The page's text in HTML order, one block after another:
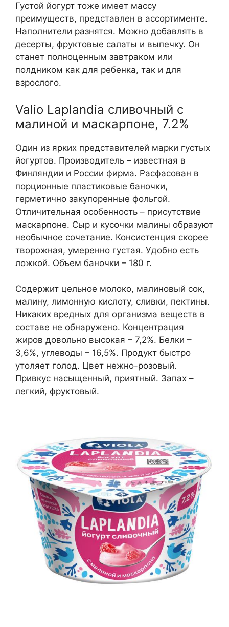
Густой йогурт тоже имеет массу
преимуществ, представлен в ассортименте.
Наполнители разнятся. Можно добавлять в
десерты, фруктовые салаты и выпечку. Он
станет полноценным завтраком или
полдником как для ребенка, так и для
взрослого.
Valio Laplandia сливочный с
малиной и маскарпоне, 7.2%
Один из ярких представителей марки густых
йогуртов. Производитель – известная в
Финляндии и России фирма. Расфасован в
порционные пластиковые баночки,
герметично закупоренные фольгой.
Отличительная особенность – присутствие
маскарпоне. Сыр и кусочки малины образуют
необычное сочетание. Консистенция скорее
творожная, умеренно густая. Удобно есть
ложкой. Объем баночки – 180 г.
Содержит цельное молоко, малиновый сок,
малину, лимонную кислоту, сливки, пектины.
Никаких вредных для организма веществ в
составе не обнаружено. Концентрация
жиров довольно высокая – 7,2%. Белки –
3,6%, углеводы – 16,5%. Продукт быстро
утоляет голод. Цвет нежно-розовый.
Привкус насыщенный, приятный. Запах –
легкий, фруктовый.